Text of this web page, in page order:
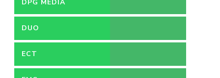
DPG MEDIA
DUO
ECT